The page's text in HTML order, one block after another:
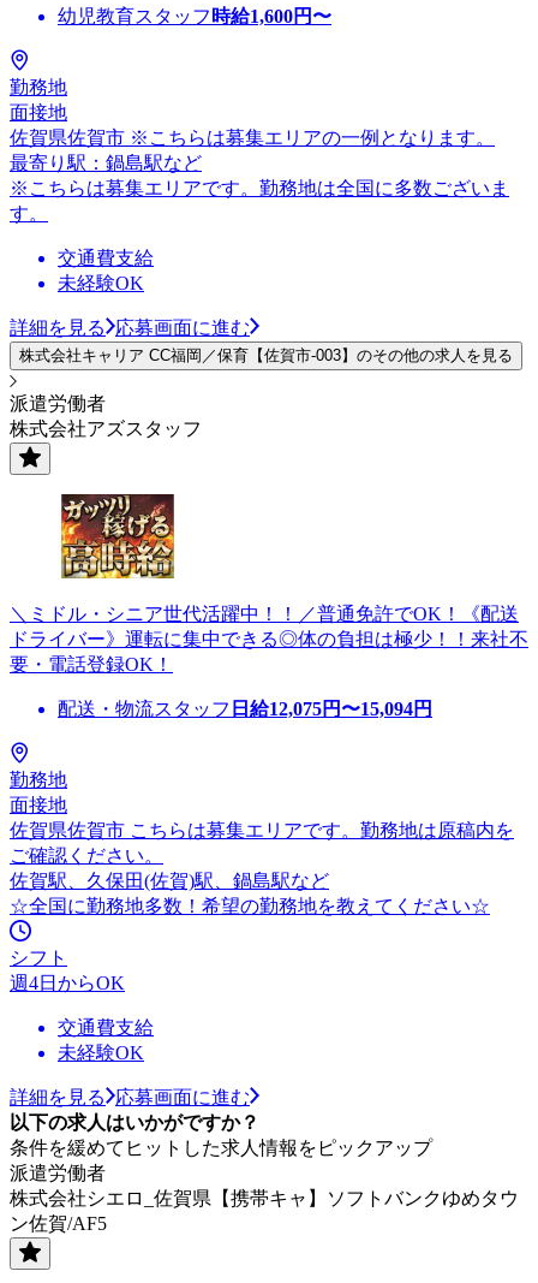
幼児教育スタッフ 時給1,600円〜
勤務地
面接地
佐賀県佐賀市 ※こちらは募集エリアの一例となります。
最寄り駅：鍋島駅など
※こちらは募集エリアです。勤務地は全国に多数ございま
す。
交通費支給
未経験OK
詳細を見る 応募画面に進む
株式会社キャリア CC福岡／保育【佐賀市-003】のその他の求人を見る
派遣労働者
株式会社アズスタッフ
＼ミドル・シニア世代活躍中！！／普通免許でOK！《配送
ドライバー》運転に集中できる◎体の負担は極少！！来社不
要・電話登録OK！
配送・物流スタッフ 日給12,075円〜15,094円
勤務地
面接地
佐賀県佐賀市 こちらは募集エリアです。勤務地は原稿内を
ご確認ください。
佐賀駅、久保田(佐賀)駅、鍋島駅など
☆全国に勤務地多数！希望の勤務地を教えてください☆
シフト
週4日からOK
交通費支給
未経験OK
詳細を見る
応募画面に進む
以下の求人はいかがですか？
条件を緩めてヒットした求人情報をピックアップ
派遣労働者
株式会社シエロ_佐賀県【携帯キャ】ソフトバンクゆめタウ
ン佐賀/AF5